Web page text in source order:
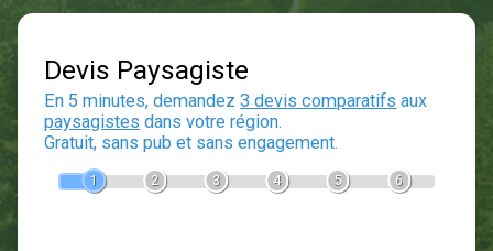
Devis Paysagiste
En 5 minutes, demandez3 devis comparatifs